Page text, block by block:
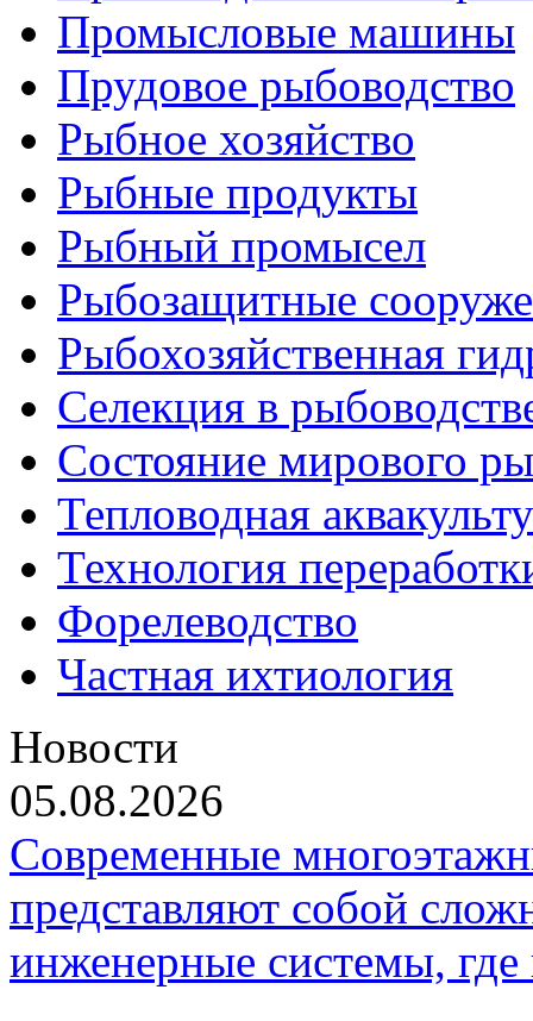
Промысловые машины
Прудовое рыбоводство
Рыбное хозяйство
Рыбные продукты
Рыбный промысел
Рыбозащитные
Рыбохозяйственная
Селекция в
Состояние мирового
Тепловодная
Технология
Форелеводство
Частная ихтиология
Новости
05.08.2026
Современные
представляют собой
инженерные системы,